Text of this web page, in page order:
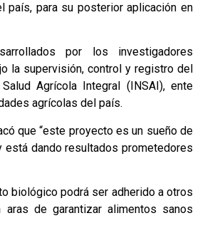
país, para su posterior aplicación en
por los investigadores
la supervisión, control y registro del
Agrícola Integral (INSAI), ente
agrícolas del país.
que “este proyecto es un sueño de
está dando resultados prometedores
biológico podrá ser adherido a otros
de garantizar alimentos sanos